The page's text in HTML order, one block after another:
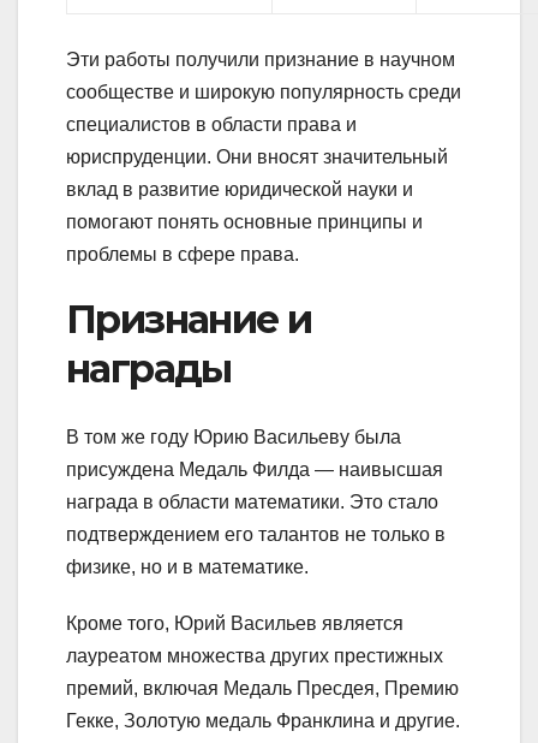
Эти работы получили признание в научном
сообществе и широкую популярность среди
специалистов в области права и
юриспруденции. Они вносят значительный
вклад в развитие юридической науки и
помогают понять основные принципы и
проблемы в сфере права.
Признание и
награды
В том же году Юрию Васильеву была
присуждена Медаль Филда — наивысшая
награда в области математики. Это стало
подтверждением его талантов не только в
физике, но и в математике.
Кроме того, Юрий Васильев является
лауреатом множества других престижных
премий, включая Медаль Пресдея, Премию
Гекке, Золотую медаль Франклина и другие.